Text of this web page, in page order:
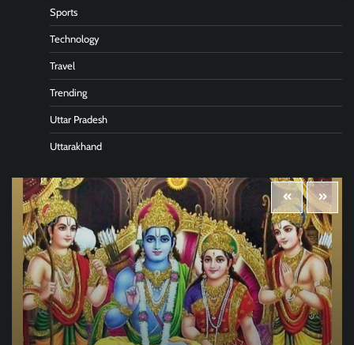
Sports
Technology
Travel
Trending
Uttar Pradesh
Uttarakhand